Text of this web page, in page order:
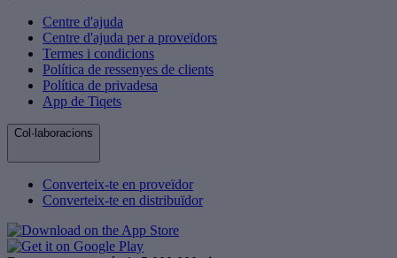
Centre d'ajuda
Centre d'ajuda per a proveïdors
Termes i condicions
Política de ressenyes de clients
Política de privadesa
App de Tiqets
Col·laboracions
Converteix-te en proveïdor
Converteix-te en distribuïdor